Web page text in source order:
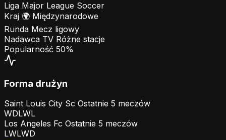
Liga Major League Soccer
Kraj 🌍 Międzynarodowe
Runda Mecz ligowy
Nadawca TV Różne stacje
Popularność 50%
Forma drużyn
Saint Louis City Sc Ostatnie 5 meczów
WDLWL
Los Angeles Fc Ostatnie 5 meczów
LWLWD